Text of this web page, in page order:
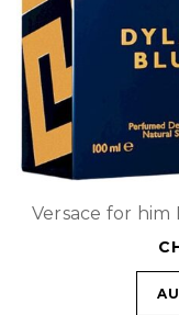
Versace for him